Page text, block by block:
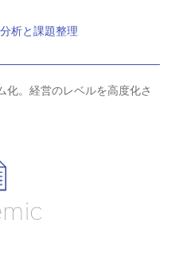
析と課題整理
化。経営のレベルを高度化さ